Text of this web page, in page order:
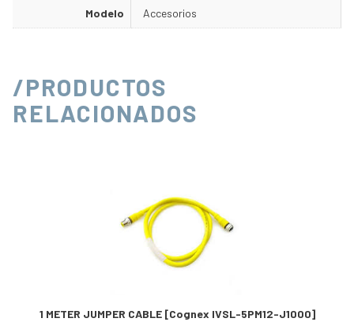
Modelo Accesorios
/PRODUCTOS
RELACIONADOS
1 METER JUMPER CABLE [Cognex IVSL-5PM12-J1000]